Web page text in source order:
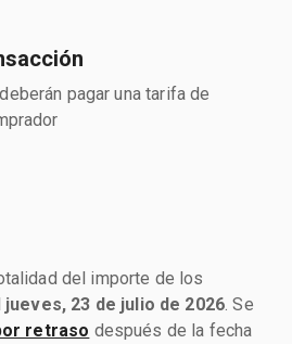
pagar una tarifa de
del importe de los
jueves, 23 de julio de 2026 . Se
retraso después de la fecha